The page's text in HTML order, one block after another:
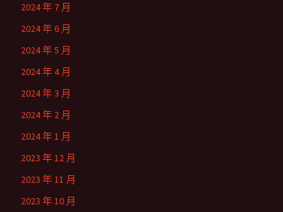
2024 年 7 月
2024 年 6 月
2024 年 5 月
2024 年 4 月
2024 年 3 月
2024 年 2 月
2024 年 1 月
2023 年 12 月
2023 年 11 月
2023 年 10 月